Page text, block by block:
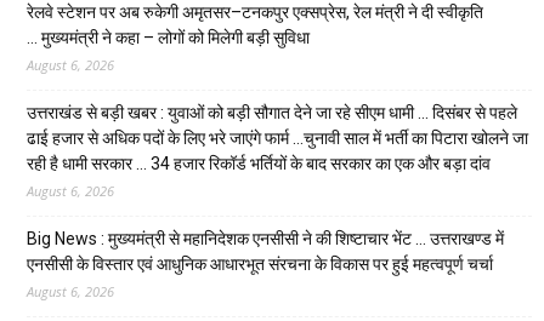
रेलवे स्टेशन पर अब रुकेगी अमृतसर–टनकपुर एक्सप्रेस, रेल मंत्री ने दी स्वीकृति
… मुख्यमंत्री ने कहा – लोगों को मिलेगी बड़ी सुविधा
August 6, 2026
उत्तराखंड से बड़ी खबर : युवाओं को बड़ी सौगात देने जा रहे सीएम धामी … दिसंबर से पहले
ढाई हजार से अधिक पदों के लिए भरे जाएंगे फार्म …चुनावी साल में भर्ती का पिटारा खोलने जा
रही है धामी सरकार … 34 हजार रिकॉर्ड भर्तियों के बाद सरकार का एक और बड़ा दांव
August 6, 2026
Big News : मुख्यमंत्री से महानिदेशक एनसीसी ने की शिष्टाचार भेंट … उत्तराखण्ड में
एनसीसी के विस्तार एवं आधुनिक आधारभूत संरचना के विकास पर हुई महत्वपूर्ण चर्चा
August 6, 2026